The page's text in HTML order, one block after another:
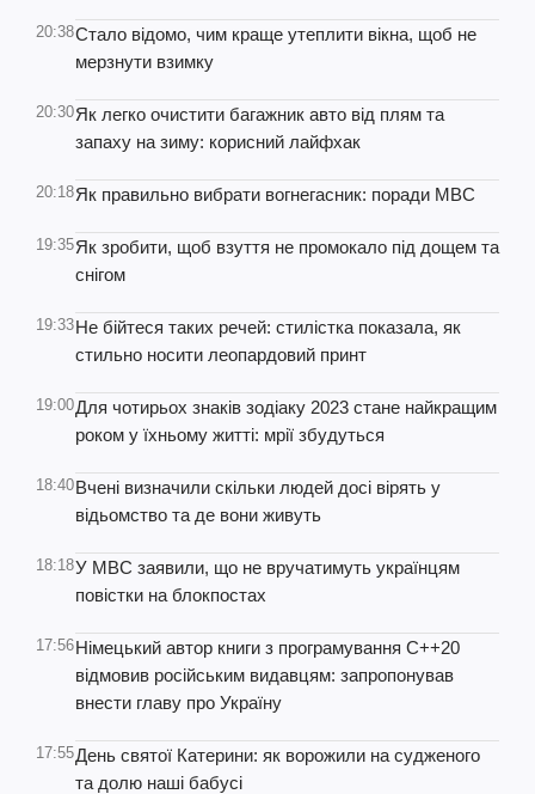
20:38Стало відомо, чим краще утеплити вікна, щоб не
мерзнути взимку
20:30Як легко очистити багажник авто від плям та
запаху на зиму: корисний лайфхак
20:18Як правильно вибрати вогнегасник: поради МВС
19:35Як зробити, щоб взуття не промокало під дощем та
снігом
19:33Не бійтеся таких речей: стилістка показала, як
стильно носити леопардовий принт
19:00Для чотирьох знаків зодіаку 2023 стане найкращим
роком у їхньому житті: мрії збудуться
18:40Вчені визначили скільки людей досі вірять у
відьомство та де вони живуть
18:18У МВС заявили, що не вручатимуть українцям
повістки на блокпостах
17:56Німецький автор книги з програмування C++20
відмовив російським видавцям: запропонував
внести главу про Україну
17:55День святої Катерини: як ворожили на судженого
та долю наші бабусі